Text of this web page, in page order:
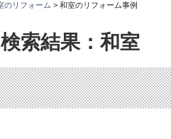
のリフォーム > 和室のリフォーム事例
索結果：和室